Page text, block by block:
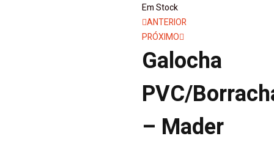
Em Stock
Navegação
de
artigos
ANTERIOR
PRÓXIMO
Galocha
PVC/
– Mader